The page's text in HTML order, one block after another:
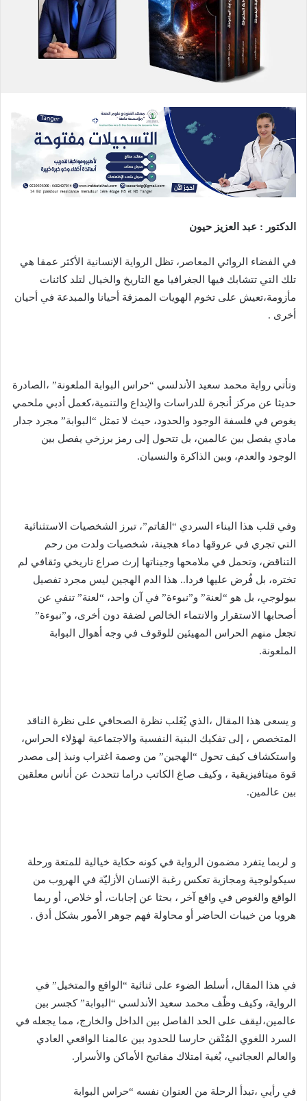
الدكتور : عبد العزيز حيون
في الفضاء الروائي المعاصر، تظل الرواية الإنسانية الأكثر عمقا هي
تلك التي تتشابك فيها الجغرافيا مع التاريخ والخيال لتلد كائنات
مأزومة،تعيش على تخوم الهويات الممزقة أحيانا والمبدعة في أحيان
أخرى .
وتأتي رواية محمد سعيد الأندلسي “حراس البوابة الملعونة” ،الصادرة
حديثا عن مركز أنجرة للدراسات والإبداع والتنمية،كعمل أدبي ملحمي
يغوص في فلسفة الوجود والحدود، حيث لا تمثل “البوابة” مجرد جدار
مادي يفصل بين عالمين، بل تتحول إلى رمز برزخي يفصل بين
الوجود والعدم، وبين الذاكرة والنسيان.
وفي قلب هذا البناء السردي “القاتم”، تبرز الشخصيات الاستثنائية
التي تجري في عروقها دماء هجينة، شخصيات ولدت من رحم
التناقض، وتحمل في ملامحها وجيناتها إرث صراع تاريخي وثقافي لم
تختره، بل فُرض عليها فردا.. هذا الدم الهجين ليس مجرد تفصيل
بيولوجي، بل هو “لعنة” و”نبوءة” في آن واحد، “لعنة” تنفي عن
أصحابها الاستقرار والانتماء الخالص لضفة دون أخرى، و”نبوءة”
تجعل منهم الحراس المهيئين للوقوف في وجه أهوال البوابة
الملعونة.
و يسعى هذا المقال ،الذي يُغَلب نظرة الصحافي على نظرة الناقد
المتخصص ، إلى تفكيك البنية النفسية والاجتماعية لهؤلاء الحراس،
واستكشاف كيف تحول “الهجين” من وصمة اغتراب ونبذ إلى مصدر
قوة ميتافيزيقية ، وكيف صاغ الكاتب دراما تتحدث عن أناس معلقين
بين عالمين.
و لربما يتفرد مضمون الرواية في كونه حكاية خيالية للمتعة ورحلة
سيكولوجية ومجازية تعكس رغبة الإنسان الأزليّة في الهروب من
الواقع والغوص في واقع آخر ، بحثا عن إجابات، أو خلاص، أو ربما
هروبا من خيبات الحاضر أو محاولة فهم جوهر الأمور بشكل أدق .
في هذا المقال، أسلط الضوء على ثنائية “الواقع والمتخيل” في
الرواية، وكيف وظّف محمد سعيد الأندلسي “البوابة” كجسر بين
عالمين،ليقف على الحد الفاصل بين الداخل والخارج، مما يجعله في
السرد اللغوي المُتْقن حارسا للحدود بين عالمنا الواقعي العادي
والعالم العجائبي، بُغية امتلاك مفاتيح الأماكن والأسرار.
في رأيي ،تبدأ الرحلة من العنوان نفسه “حراس البوابة